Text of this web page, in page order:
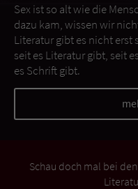
Sex ist so alt wie die
dazu kam, wissen wir
Literatur gibt es nicht erst
seit es Literatur gibt, seit
es Schrift gibt.
Schau doch mal bei